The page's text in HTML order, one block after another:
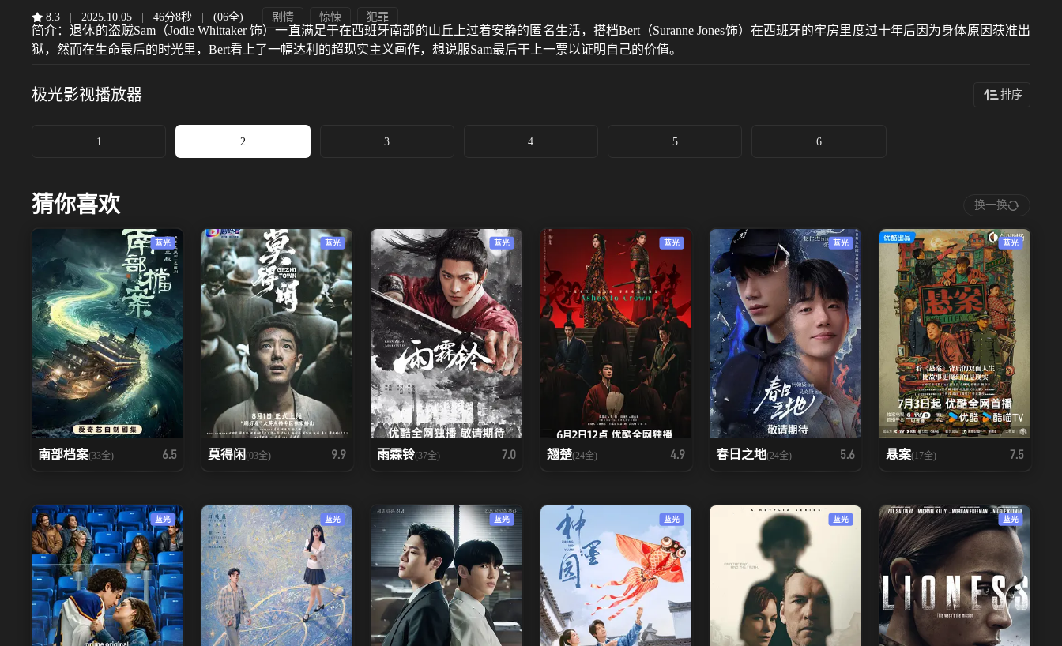
8.3 2025.10.05 46分8秒 (06全) 剧情 惊悚 犯罪
简介：退休的盗贼Sam（Jodie Whittaker 饰）一直满足于在西班牙南部的山丘上过着安静的匿名生活，搭档Bert（Suranne Jones饰）在西班牙的牢房里度过十年后因为身体原因获准出
狱，然而在生命最后的时光里，Bert看上了一幅达利的超现实主义画作，想说服Sam最后干上一票以证明自己的价值。
极光影视播放器 排序
1 2 3 4 5 6
猜你喜欢 换一换
蓝光
南部档案(33全) 6.5
蓝光
莫得闲(03全) 9.9
蓝光
雨霖铃(37全) 7.0
蓝光
翘楚(24全) 4.9
蓝光
春日之地(24全) 5.6
蓝光
悬案(17全) 7.5
蓝光 蓝光 蓝光 蓝光 蓝光 蓝光